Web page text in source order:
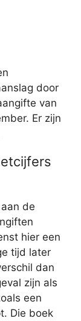
door
van
Er zijn
de
hier een
tijd later
dan
zijn als
een
Die boek